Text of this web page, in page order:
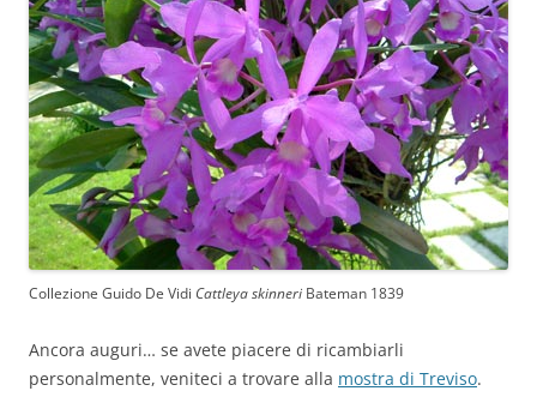
Collezione Guido De Vidi Cattleya skinneri Bateman 1839
Ancora auguri… se avete piacere di ricambiarli
personalmente, veniteci a trovare alla mostra di Treviso.